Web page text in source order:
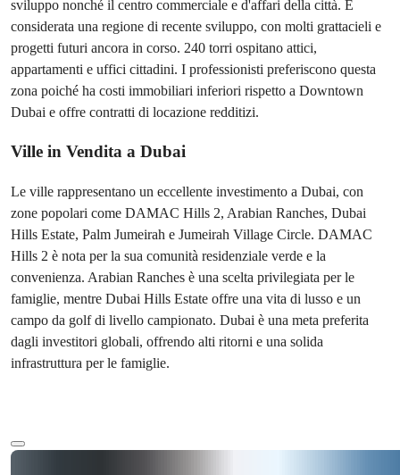
sviluppo nonché il centro commerciale e d'affari della città. È
considerata una regione di recente sviluppo, con molti grattacieli e
progetti futuri ancora in corso. 240 torri ospitano attici,
appartamenti e uffici cittadini. I professionisti preferiscono questa
zona poiché ha costi immobiliari inferiori rispetto a Downtown
Dubai e offre contratti di locazione redditizi.
Ville in Vendita a Dubai
Le ville rappresentano un eccellente investimento a Dubai, con
zone popolari come DAMAC Hills 2, Arabian Ranches, Dubai
Hills Estate, Palm Jumeirah e Jumeirah Village Circle. DAMAC
Hills 2 è nota per la sua comunità residenziale verde e la
convenienza. Arabian Ranches è una scelta privilegiata per le
famiglie, mentre Dubai Hills Estate offre una vita di lusso e un
campo da golf di livello campionato. Dubai è una meta preferita
dagli investitori globali, offrendo alti ritorni e una solida
infrastruttura per le famiglie.
Ref:
Prezzo Iniziale